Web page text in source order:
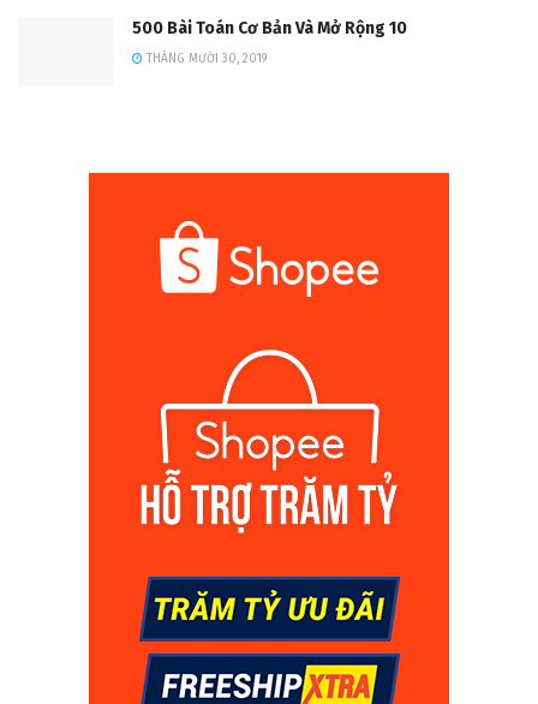
500 Bài Toán Cơ Bản Và Mở Rộng 10
THÁNG MƯỜI 30, 2019